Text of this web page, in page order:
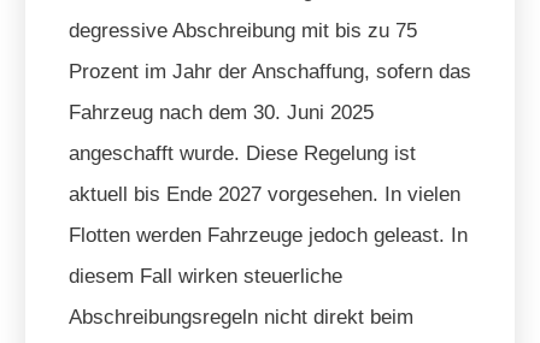
degressive Abschreibung mit bis zu 75
Prozent im Jahr der Anschaffung, sofern das
Fahrzeug nach dem 30. Juni 2025
angeschafft wurde. Diese Regelung ist
aktuell bis Ende 2027 vorgesehen. In vielen
Flotten werden Fahrzeuge jedoch geleast. In
diesem Fall wirken steuerliche
Abschreibungsregeln nicht direkt beim